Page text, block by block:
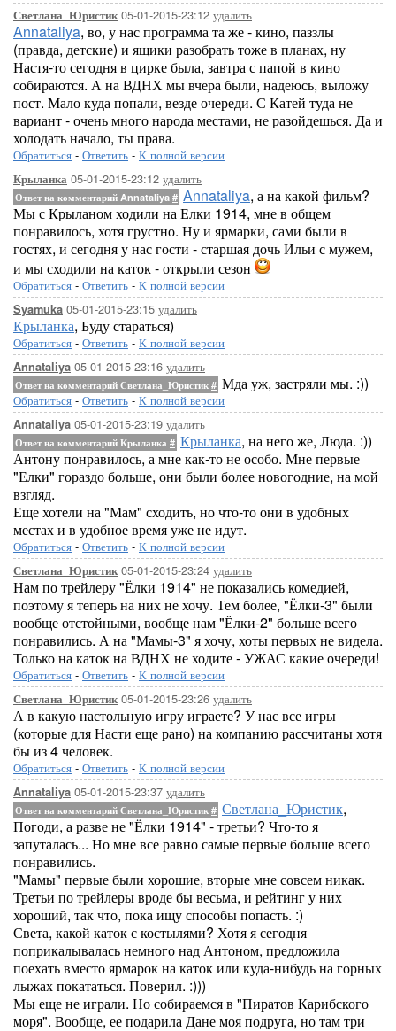
Светлана_Юристик05-01-2015-23:12 удалить
Annataliya, во, у нас программа та же - кино, паззлы
(правда, детские) и ящики разобрать тоже в планах, ну
Настя-то сегодня в цирке была, завтра с папой в кино
собираются. А на ВДНХ мы вчера были, надеюсь, выложу
пост. Мало куда попали, везде очереди. С Катей туда не
вариант - очень много народа местами, не разойдешься. Да и
холодать начало, ты права.
Обратиться - Ответить - К полной версии
Крыланка 05-01-2015-23:12 удалить
Ответ на комментарий Annataliya # Annataliya, а на какой фильм?
Мы с Крыланом ходили на Елки 1914, мне в общем
понравилось, хотя грустно. Ну и ярмарки, сами были в
гостях, и сегодня у нас гости - старшая дочь Ильи с мужем,
и мы сходили на каток - открыли сезон
Обратиться - Ответить - К полной версии
Syamuka 05-01-2015-23:15 удалить
Крыланка, Буду стараться)
Обратиться - Ответить - К полной версии
Annataliya 05-01-2015-23:16 удалить
Ответ на комментарий Светлана_Юристик # Мда уж, застряли мы. :))
Обратиться - Ответить - К полной версии
Annataliya 05-01-2015-23:19 удалить
Ответ на комментарий Крыланка # Крыланка, на него же, Люда. :))
Антону понравилось, а мне как-то не особо. Мне первые
"Елки" гораздо больше, они были более новогодние, на мой
взгляд.
Еще хотели на "Мам" сходить, но что-то они в удобных
местах и в удобное время уже не идут.
Обратиться - Ответить - К полной версии
Светлана_Юристик05-01-2015-23:24 удалить
Нам по трейлеру "Ёлки 1914" не показались комедией,
поэтому я теперь на них не хочу. Тем более, "Ёлки-3" были
вообще отстойными, вообще нам "Ёлки-2" больше всего
понравились. А на "Мамы-3" я хочу, хоты первых не видела.
Только на каток на ВДНХ не ходите - УЖАС какие очереди!
Обратиться - Ответить - К полной версии
Светлана_Юристик05-01-2015-23:26 удалить
А в какую настольную игру играете? У нас все игры
(которые для Насти еще рано) на компанию рассчитаны хотя
бы из 4 человек.
Обратиться - Ответить - К полной версии
Annataliya 05-01-2015-23:37 удалить
Ответ на комментарий Светлана_Юристик # Светлана_Юристик,
Погоди, а разве не "Ёлки 1914" - третьи? Что-то я
запуталась... Но мне все равно самые первые больше всего
понравились.
"Мамы" первые были хорошие, вторые мне совсем никак.
Третьи по трейлеры вроде бы весьма, и рейтинг у них
хороший, так что, пока ищу способы попасть. :)
Света, какой каток с костылями? Хотя я сегодня
поприкалывалась немного над Антоном, предложила
поехать вместо ярмарок на каток или куда-нибудь на горных
лыжах покататься. Поверил. :)))
Мы еще не играли. Но собираемся в "Пиратов Карибского
моря". Вообще, ее подарила Дане моя подруга, но там три